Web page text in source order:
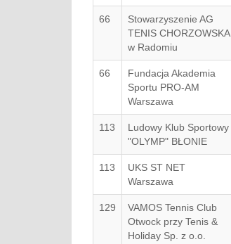
66
Stowarzyszenie AG
TENIS CHORZOWSKA
w Radomiu
66
Fundacja Akademia
Sportu PRO-AM
Warszawa
113
Ludowy Klub Sportowy
"OLYMP" BŁONIE
113
UKS ST NET
Warszawa
129
VAMOS Tennis Club
Otwock przy Tenis &
Holiday Sp. z o.o.